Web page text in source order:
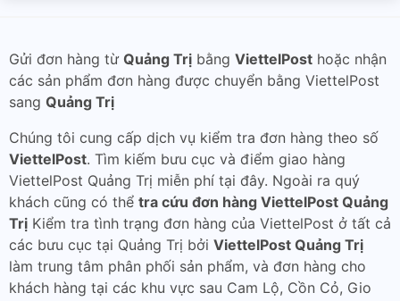
Gửi đơn hàng từ Quảng Trị bằng ViettelPost hoặc nhận
các sản phẩm đơn hàng được chuyển bằng ViettelPost
sang Quảng Trị
Chúng tôi cung cấp dịch vụ kiểm tra đơn hàng theo số
ViettelPost. Tìm kiếm bưu cục và điểm giao hàng
ViettelPost Quảng Trị miễn phí tại đây. Ngoài ra quý
khách cũng có thể tra cứu đơn hàng ViettelPost Quảng
Trị Kiểm tra tình trạng đơn hàng của ViettelPost ở tất cả
các bưu cục tại Quảng Trị bởi ViettelPost Quảng Trị
làm trung tâm phân phối sản phẩm, và đơn hàng cho
khách hàng tại các khu vực sau Cam Lộ, Cồn Cỏ, Gio